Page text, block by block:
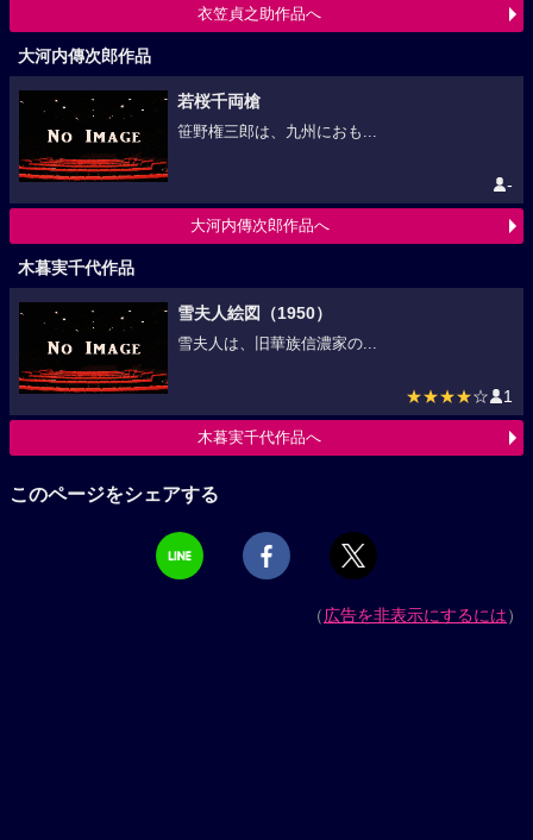
衣笠貞之助作品へ
大河内傳次郎作品
若桜千両槍
笹野権三郎は、九州におも...
-
大河内傳次郎作品へ
木暮実千代作品
雪夫人絵図（1950）
雪夫人は、旧華族信濃家の...
★★★★☆ 1
木暮実千代作品へ
このページをシェアする
（広告を非表示にするには）